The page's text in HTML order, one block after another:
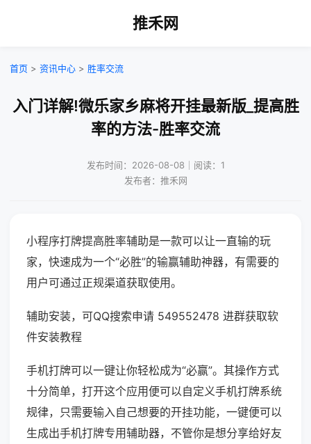
推禾网
首页 > 资讯中心 > 胜率交流
入门详解!微乐家乡麻将开挂最新版_提高胜
率的方法-胜率交流
发布时间：2026-08-08｜阅读：1
发布者：推禾网
小程序打牌提高胜率辅助是一款可以让一直输的玩
家，快速成为一个“必胜”的输赢辅助神器，有需要的
用户可通过正规渠道获取使用。
辅助安装，可QQ搜索申请 549552478 进群获取软
件安装教程
手机打牌可以一键让你轻松成为“必赢”。其操作方式
十分简单，打开这个应用便可以自定义手机打牌系统
规律，只需要输入自己想要的开挂功能，一键便可以
生成出手机打牌专用辅助器，不管你是想分享给好友